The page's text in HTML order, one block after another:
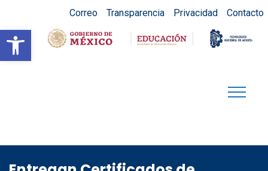
Abrir barra de herramientas
Correo Transparencia Privacidad Contacto